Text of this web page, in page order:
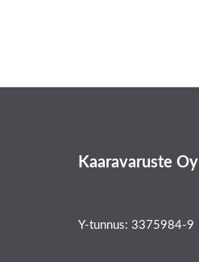
Kaaravaruste Oy
Y-tunnus: 3375984-9